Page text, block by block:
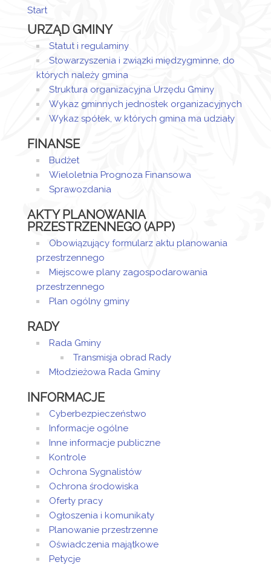
został
utworzony.
10
styczeń
Start
URZĄD GMINY
Statut i regulaminy
Stowarzyszenia i związki międzygminne, do
których należy gmina
Struktura organizacyjna Urzędu Gminy
Wykaz gminnych jednostek organizacyjnych
Wykaz spółek, w których gmina ma udziały
FINANSE
Budżet
Wieloletnia Prognoza Finansowa
Sprawozdania
AKTY PLANOWANIA
PRZESTRZENNEGO (APP)
Obowiązujący formularz aktu planowania
przestrzennego
Miejscowe plany zagospodarowania
przestrzennego
Plan ogólny gminy
RADY
Rada Gminy
Transmisja obrad Rady
Młodzieżowa Rada Gminy
INFORMACJE
Cyberbezpieczeństwo
Informacje ogólne
Inne informacje publiczne
Kontrole
Ochrona Sygnalistów
Ochrona środowiska
Oferty pracy
Ogłoszenia i komunikaty
Planowanie przestrzenne
Oświadczenia majątkowe
Petycje